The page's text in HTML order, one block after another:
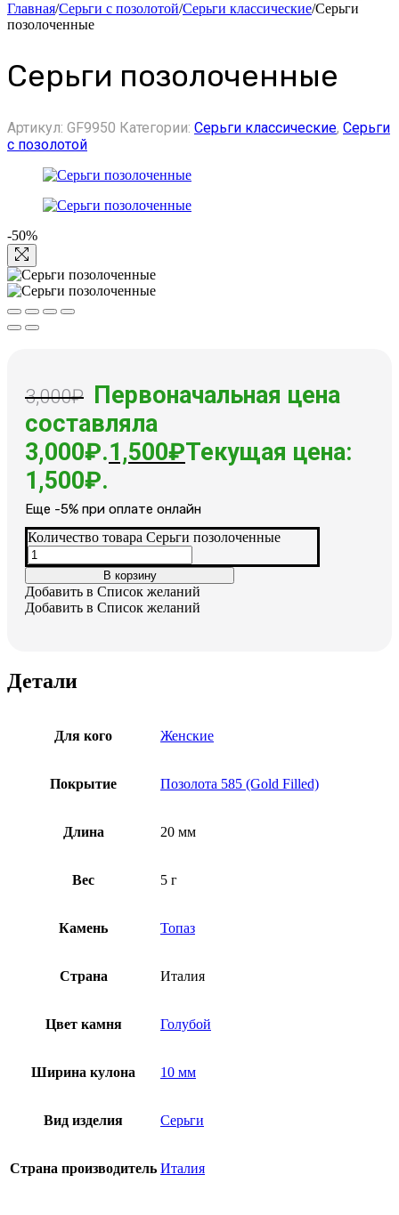
Главная/Серьги с позолотой/Серьги классические/Серьги
позолоченные
Серьги позолоченные
Артикул: GF9950 Категории: Серьги классические, Серьги
с позолотой
-50%
3,000₽ Первоначальная цена
составляла
3,000₽.1,500₽Текущая цена:
1,500₽.
Еще -5% при оплате онлайн
Количество товара Серьги позолоченные
В корзину
Добавить в Список желаний
Добавить в Список желаний
Детали
Для кого Женские
Покрытие Позолота 585 (Gold Filled)
Длина 20 мм
Вес 5 г
Камень Топаз
Страна Италия
Цвет камня Голубой
Ширина кулона 10 мм
Вид изделия Серьги
Страна производитель Италия